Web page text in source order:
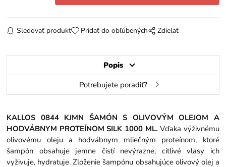
Sledovať produkt Pridať do obľúbených Zdielať
Popis
Potrebujete poradiť?
KALLOS 0844 KJMN ŠAMÓN S OLIVOVÝM OLEJOM A
HODVÁBNYM PROTEÍNOM SILK 1000 ML. Vďaka výživnému
olivovému oleju a hodvábnym mliečným proteínom, ktoré
šampón obsahuje jemne čistí nevýrazne, citlivé vlasy ich
vyživuje, hydratuje. Zloženie šampónu obsahujúce olivový olej a